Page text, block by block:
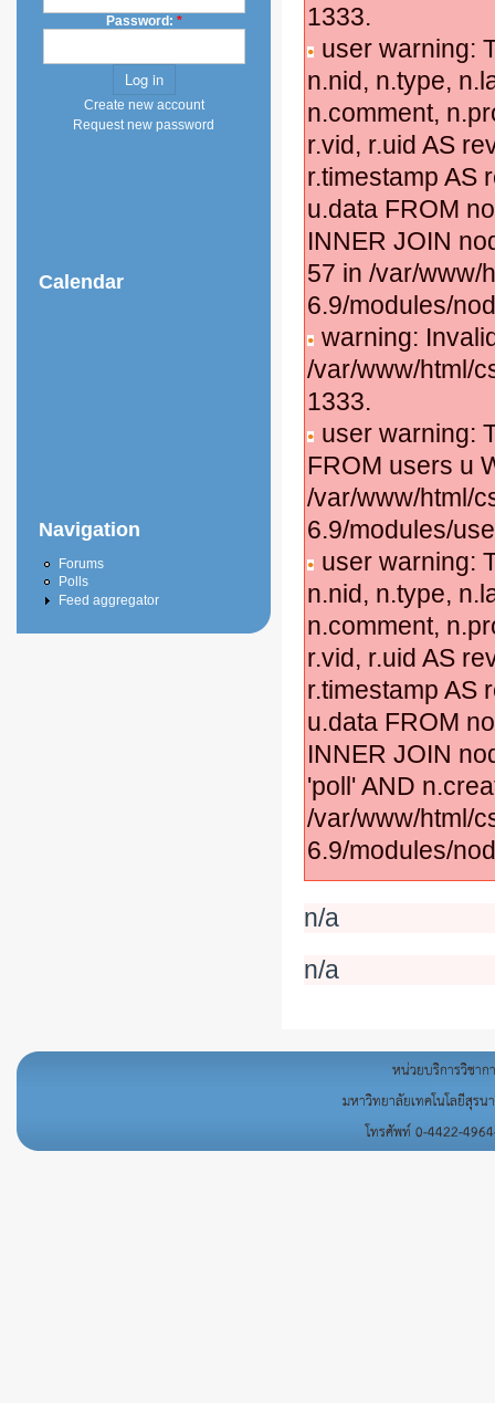
1333.
user warning:
n.nid, n.type,
n.comment,
r.vid, r.uid AS
r.timestamp AS
u.data FROM
INNER JOIN
57 in /var/www/
6.9/modules/
warning:
/var/www/html/
1333.
user warning:
FROM users u
/var/www/html/
6.9/modules/
user warning:
n.nid, n.type,
n.comment,
r.vid, r.uid AS
r.timestamp AS
u.data FROM
INNER JOIN
'poll' AND
/var/www/html/
6.9/modules/
n/a
n/a
Password: *
Create new account
Request new password
Calendar
Navigation
Forums
Polls
Feed aggregator